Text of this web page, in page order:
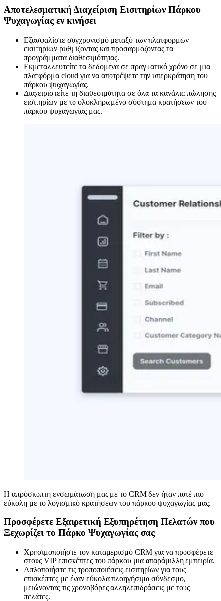
Αποτελεσματική Διαχείριση Εισιτηρίων Πάρκου
Ψυχαγωγίας εν κινήσει
Εξασφαλίστε συγχρονισμό μεταξύ των πλατφορμών
εισιτηρίων ρυθμίζοντας και προσαρμόζοντας τα
προγράμματα διαθεσιμότητας.
Εκμεταλλευτείτε τα δεδομένα σε πραγματικό χρόνο σε μια
πλατφόρμα cloud για να αποτρέψετε την υπερκράτηση του
πάρκου ψυχαγωγίας.
Διαχειριστείτε τη διαθεσιμότητα σε όλα τα κανάλια πώλησης
εισιτηρίων με το ολοκληρωμένο σύστημα κρατήσεων του
πάρκου ψυχαγωγίας μας.
Η απρόσκοπτη ενσωμάτωσή μας με το CRM δεν ήταν ποτέ πιο
εύκολη με το λογισμικό κρατήσεων του πάρκου ψυχαγωγίας μας.
Προσφέρετε Εξαιρετική Εξυπηρέτηση Πελατών που
Ξεχωρίζει το Πάρκο Ψυχαγωγίας σας
Χρησιμοποιήστε τον καταμερισμό CRM για να προσφέρετε
στους VIP επισκέπτες του πάρκου μια απαράμιλλη εμπειρία.
Απλοποιήστε τις τροποποιήσεις εισιτηρίων για τους
επισκέπτες με έναν εύκολα πλοηγήσιμο σύνδεσμο,
μειώνοντας τις χρονοβόρες αλληλεπιδράσεις με τους
πελάτες.